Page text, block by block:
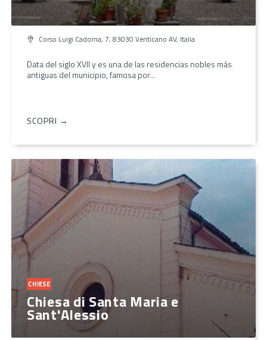
Corso Luigi Cadorna, 7, 83030 Venticano AV, Italia
Data del siglo XVII y es una de las residencias nobles más
antiguas del municipio, famosa por...
SCOPRI →
CHIESE
Chiesa di Santa Maria e
Sant'Alessio